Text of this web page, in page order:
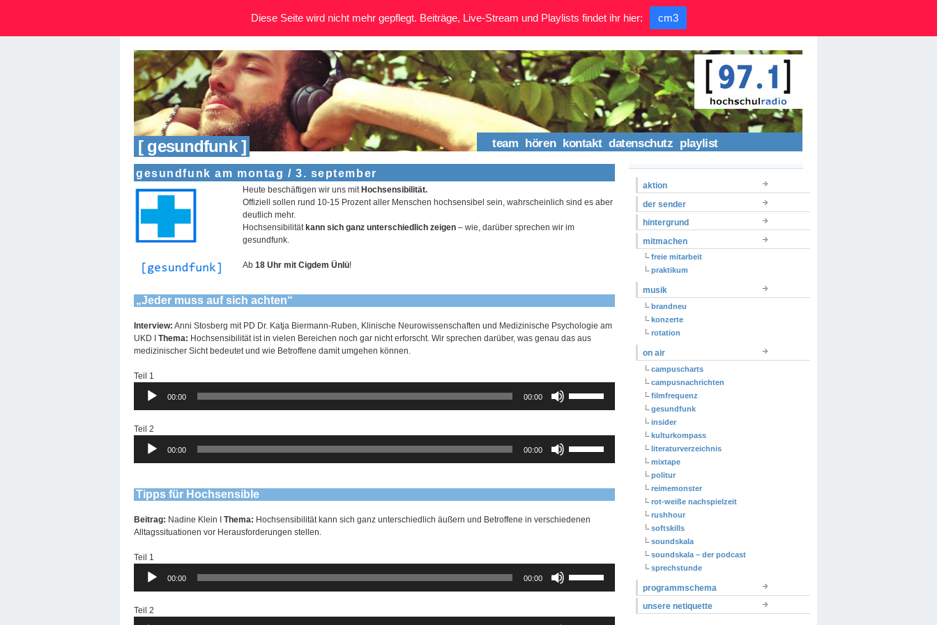
[ gesundfunk ] team hören kontakt datenschutz playlist
gesundfunk am montag / 3. september
Heute beschäftigen wir uns mitHochsensibilität.
Offiziell sollen rund 10-15 Prozent aller Menschen hochsensibel sein, wahrscheinlich sind es aber
deutlich mehr.
Hochsensibilitätkann sich ganz unterschiedlich zeigen – wie, darüber sprechen wir im
gesundfunk.
Ab 18 Uhr mit Cigdem Ünlü!
„Jeder muss auf sich achten“
Interview: Anni Stosberg mit PD Dr. Katja Biermann-Ruben, Klinische Neurowissenschaften und Medizinische Psychologie am
UKD I Thema: Hochsensibilität ist in vielen Bereichen noch gar nicht erforscht. Wir sprechen darüber, was genau das aus
medizinischer Sicht bedeutet und wie Betroffene damit umgehen können.
Teil 1
Audio-
Player
00:00 00:00
Hoch/Runter
benutzen,
die
Lautstärke
zu
Teil 2
Audio-
Player
00:00 00:00
Hoch/Runter
benutzen,
die
Lautstärke
zu
Tipps für Hochsensible
Beitrag: Nadine Klein I Thema: Hochsensibilität kann sich ganz unterschiedlich äußern und Betroffene in verschiedenen
Alltagssituationen vor Herausforderungen stellen.
Teil 1
Audio-
Player
00:00 00:00
Hoch/Runter
benutzen,
die
Teil 2
Audio-
aktion
der sender
hintergrund
mitmachen
freie mitarbeit
praktikum
musik
brandneu
konzerte
rotation
on air
campuscharts
campusnachrichten
filmfrequenz
gesundfunk
insider
kulturkompass
literaturverzeichnis
mixtape
politur
reimemonster
rot-weiße nachspielzeit
rushhour
softskills
soundskala
soundskala – der podcast
sprechstunde
programmschema
unsere netiquette
Diese Seite wird nicht mehr gepflegt. Beiträge, Live-Stream und Playlists findet ihr hier: cm3